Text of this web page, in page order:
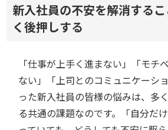
新入社員の不安を解消する
く後押しする
「仕事が上手く進まない」「モチ
ない」「上司とのコミュニケーシ
った新入社員の皆様の悩みは、多
る共通の課題なのです。「自分だ